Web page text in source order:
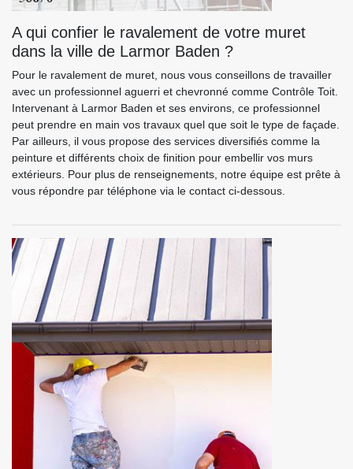
A qui confier le ravalement de votre muret
dans la ville de Larmor Baden ?
Pour le ravalement de muret, nous vous conseillons de travailler
avec un professionnel aguerri et chevronné comme Contrôle Toit.
Intervenant à Larmor Baden et ses environs, ce professionnel
peut prendre en main vos travaux quel que soit le type de façade.
Par ailleurs, il vous propose des services diversifiés comme la
peinture et différents choix de finition pour embellir vos murs
extérieurs. Pour plus de renseignements, notre équipe est prête à
vous répondre par téléphone via le contact ci-dessous.